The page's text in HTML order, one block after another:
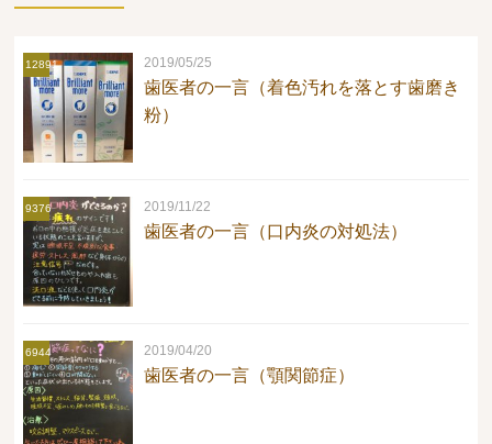
12891 2019/05/25
歯医者の一言（着色汚れを落とす歯磨き
粉）
9376 2019/11/22
歯医者の一言（口内炎の対処法）
6944 2019/04/20
歯医者の一言（顎関節症）